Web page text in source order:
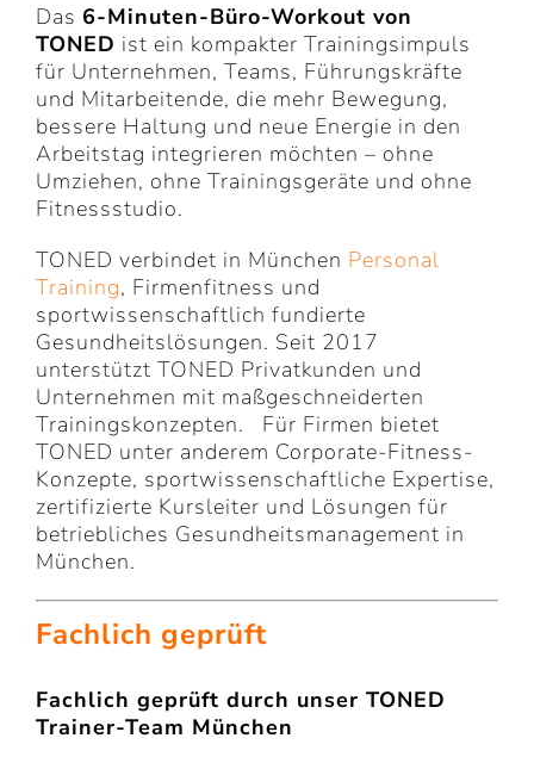
Das 6-Minuten-Büro-Workout von
TONED ist ein kompakter Trainingsimpuls
für Unternehmen, Teams, Führungskräfte
und Mitarbeitende, die mehr Bewegung,
bessere Haltung und neue Energie in den
Arbeitstag integrieren möchten – ohne
Umziehen, ohne Trainingsgeräte und ohne
Fitnessstudio.
TONED verbindet in München Personal
Training, Firmenfitness und
sportwissenschaftlich fundierte
Gesundheitslösungen. Seit 2017
unterstützt TONED Privatkunden und
Unternehmen mit maßgeschneiderten
Trainingskonzepten.
Für Firmen bietet
TONED unter anderem Corporate-Fitness-
Konzepte, sportwissenschaftliche Expertise,
zertifizierte Kursleiter und Lösungen für
betriebliches Gesundheitsmanagement in
München.
Fachlich geprüft
Fachlich geprüft durch unser TONED
Trainer-Team München